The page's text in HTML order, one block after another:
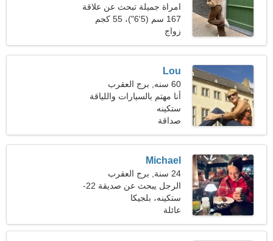
امراة جميلة تبحث عن علاقة
دائمة
167 سم (5'6")، 55 كجم
(121 رطلا)زواج
Lou
60 سنه, برج العقرب
أنا مهتم بالسيارات واللياقة
البدنية
ستكينه
صداقة
Michael
24 سنة, برج العقرب
الرجل يبحث عن صديقة 22-
29
ستكينه، بلجيكا
عائلة